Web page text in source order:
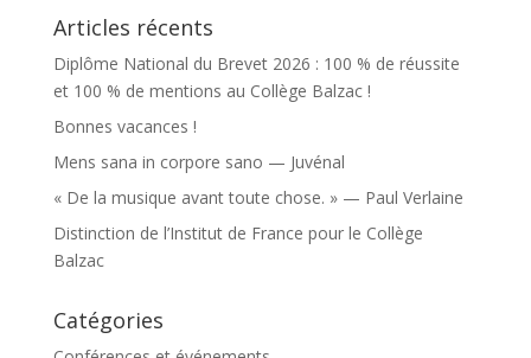
Articles récents
Diplôme National du Brevet 2026 : 100 % de réussite
et 100 % de mentions au Collège Balzac !
Bonnes vacances !
Mens sana in corpore sano — Juvénal
« De la musique avant toute chose. » — Paul Verlaine
Distinction de l’Institut de France pour le Collège
Balzac
Catégories